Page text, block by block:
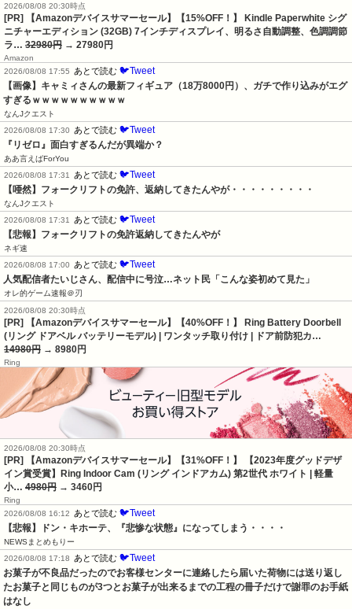
2026/08/08 20:30時点
[PR] 【Amazonデバイスサマーセール】【15%OFF！】 Kindle Paperwhite シグ
ニチャーエディション (32GB) 7インチディスプレイ、明るさ自動調整、色調調節
ラ… 32980円 → 27980円
Amazon
2026/08/08 17:55
あとで読む 🐦Tweet
【画像】キャミィさんの最新フィギュア（18万8000円）、ガチで作り込みがエグ
すぎるｗｗｗｗｗｗｗｗｗｗ
なんJクエスト
2026/08/08 17:30
あとで読む 🐦Tweet
『リゼロ』面白すぎるんだが異端か？
ああ言えばForYou
2026/08/08 17:31
あとで読む 🐦Tweet
【唖然】フォークリフトの免許、返納してきたんやが・・・・・・・・・
なんJクエスト
2026/08/08 17:31
あとで読む 🐦Tweet
【悲報】フォークリフトの免許返納してきたんやが
ネギ速
2026/08/08 17:00
あとで読む 🐦Tweet
人気配信者たいじさん、配信中に号泣…ネット民「こんな姿初めて見た」
オレ的ゲーム速報＠刃
2026/08/08 20:30時点
[PR] 【Amazonデバイスサマーセール】【40%OFF！】 Ring Battery Doorbell
(リング ドアベル バッテリーモデル) | ワンタッチ取り付け | ドア前防犯カ…
14980円 → 8980円
Ring
2026/08/08 20:30時点
[PR] 【Amazonデバイスサマーセール】【31%OFF！】 【2023年度グッドデザ
イン賞受賞】Ring Indoor Cam (リング インドアカム) 第2世代 ホワイト | 軽量
小… 4980円 → 3460円
Ring
2026/08/08 16:12
あとで読む 🐦Tweet
【悲報】ドン・キホーテ、『悲惨な状態』になってしまう・・・・
NEWSまとめもりー
2026/08/08 17:18
あとで読む 🐦Tweet
お菓子が不良品だったのでお客様センターに連絡したら届いた荷物には送り返し
たお菓子と同じものが3つとお菓子が出来るまでの工程の冊子だけで謝罪のお手紙
はなし